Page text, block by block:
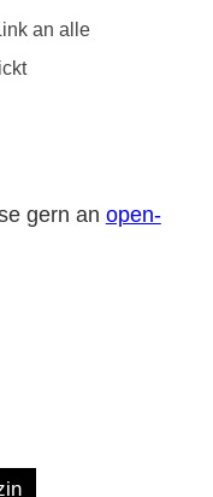
an alle
gern an open-